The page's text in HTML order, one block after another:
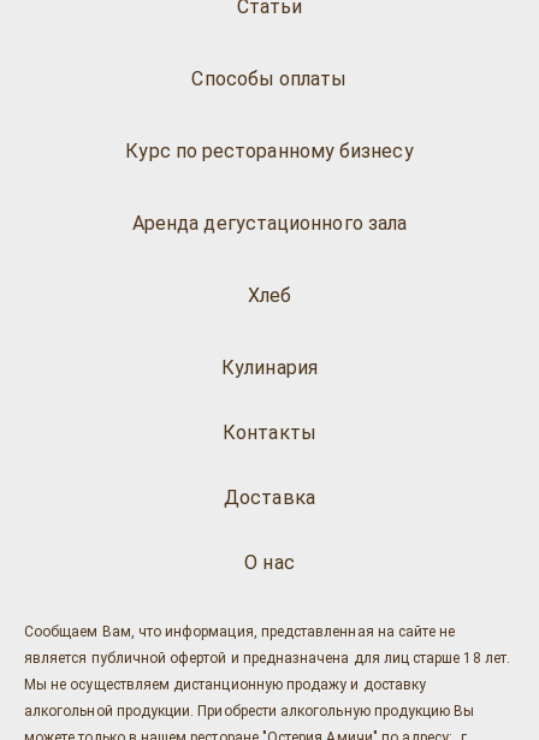
Статьи
Способы оплаты
Курс по ресторанному бизнесу
Аренда дегустационного зала
Хлеб
Кулинария
О нас
Доставка
Контакты
Сообщаем Вам, что информация, представленная на сайте не
является публичной офертой и предназначена для лиц старше 18 лет.
Мы не осуществляем дистанционную продажу и доставку
алкогольной продукции. Приобрести алкогольную продукцию Вы